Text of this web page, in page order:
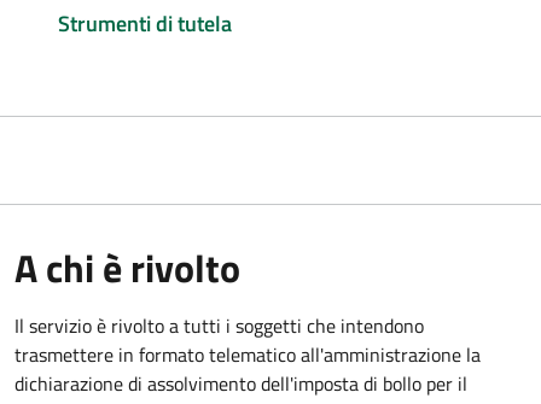
Strumenti di tutela
A chi è rivolto
Il servizio è rivolto a tutti i soggetti che intendono
trasmettere in formato telematico all'amministrazione la
dichiarazione di assolvimento dell'imposta di bollo per il